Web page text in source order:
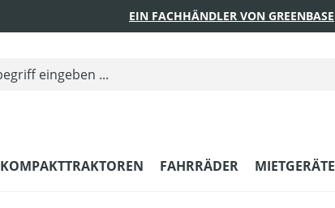
EIN FACHHÄNDLER VON GREENBASE
KOMPAKTTRAKTOREN FAHRRÄDER MIETGERÄTE